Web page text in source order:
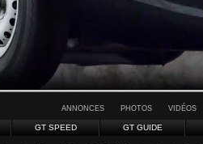
ANNONCES PHOTOS VIDÉOS
GT SPEED GT GUIDE